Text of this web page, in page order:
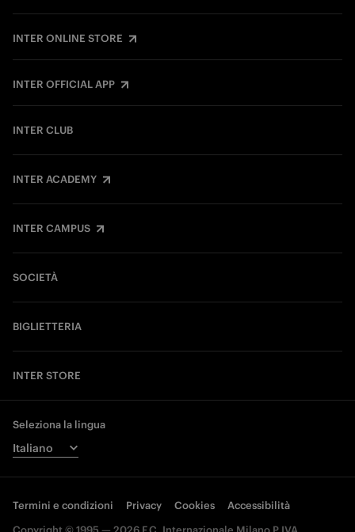
INTER ONLINE STORE
INTER OFFICIAL APP
INTER CLUB
INTER ACADEMY
INTER CAMPUS
SOCIETÀ
BIGLIETTERIA
INTER STORE
Seleziona la lingua
Termini e condizioni Privacy Cookies
Accessibilità